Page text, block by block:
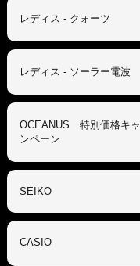
レディス - クォーツ
レディス - ソーラー電波
OCEANUS 特別価格キャ
ンペーン
SEIKO
CASIO